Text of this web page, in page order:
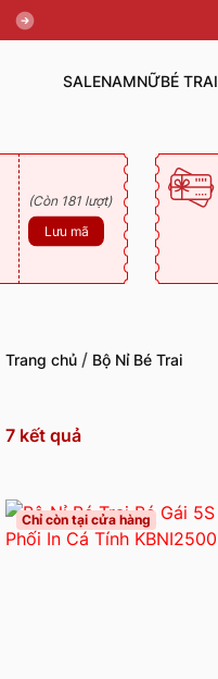
SALENAMNỮBÉ TRAI
(Còn 181 lượt)
Lưu mã
Trang chủ / Bộ Nỉ Bé Trai
7 kết quả
Chỉ còn tại cửa hàng